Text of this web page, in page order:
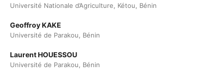
Université Nationale d’Agriculture, Kétou, Bénin
Geoffroy KAKE
Université de Parakou, Bénin
Laurent HOUESSOU
Université de Parakou, Bénin